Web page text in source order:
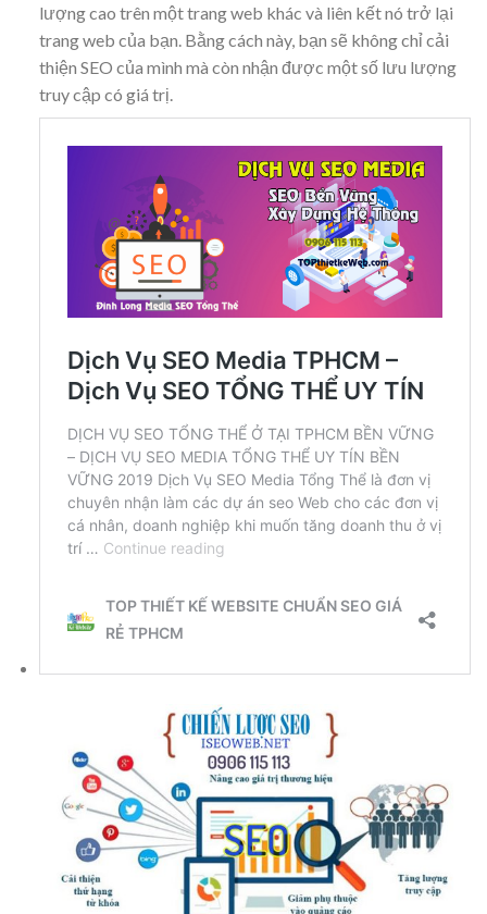
lượng cao trên một trang web khác và liên kết nó trở lại
trang web của bạn. Bằng cách này, bạn sẽ không chỉ cải
thiện SEO của mình mà còn nhận được một số lưu lượng
truy cập có giá trị.